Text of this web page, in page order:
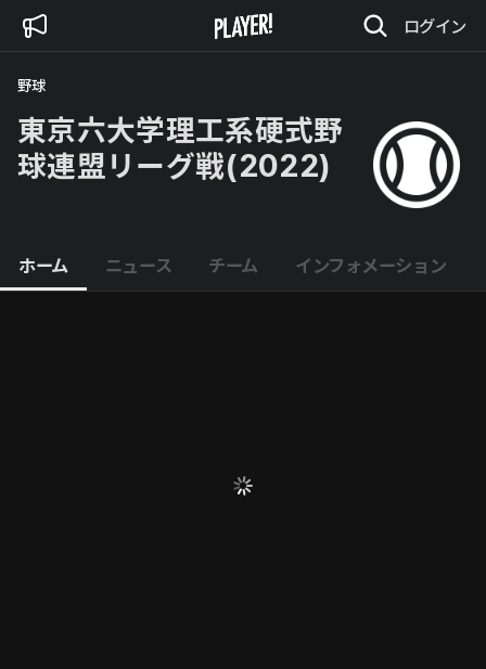
ログイン
野球
東京六大学理工系硬式野
球連盟リーグ戦(2022)
ホーム ニュース チーム インフォメーション